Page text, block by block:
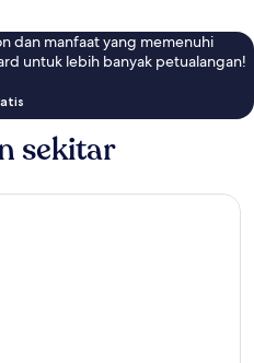
dan manfaat yang memenuhi
untuk lebih banyak petualangan!
sekitar